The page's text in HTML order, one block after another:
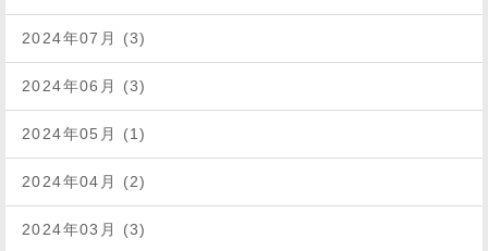
2024年07月 (3)
2024年06月 (3)
2024年05月 (1)
2024年04月 (2)
2024年03月 (3)